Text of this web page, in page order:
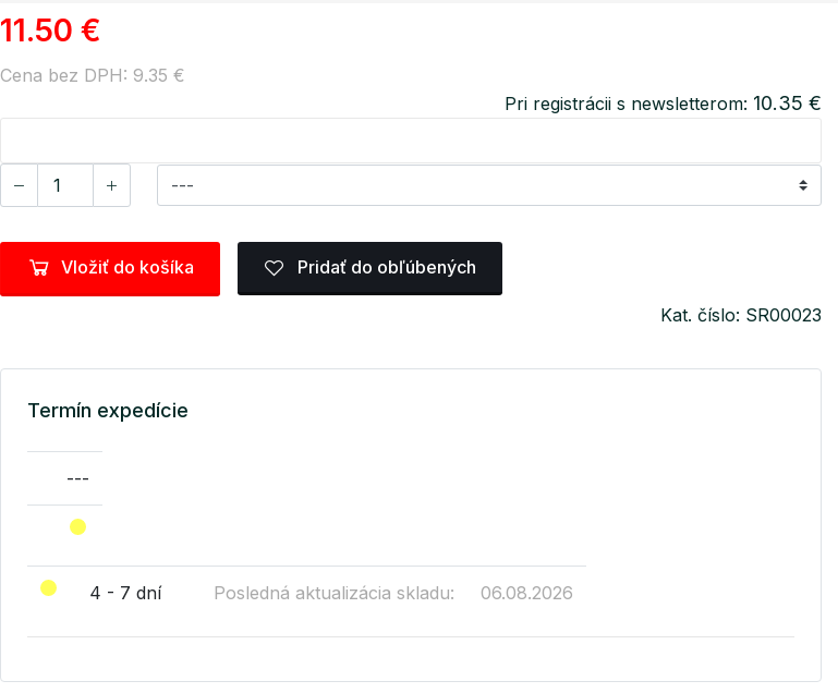
11.50 €
Cena bez DPH: 9.35 €
Pri registrácii s newsletterom: 10.35 €
Vložiť do košíka Pridať do obľúbených
Kat. číslo: SR00023
Termín expedície
---
4 - 7 dní Posledná aktualizácia skladu: 06.08.2026